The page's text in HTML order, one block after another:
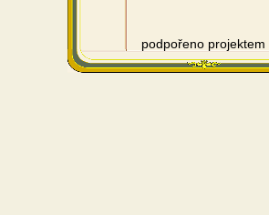
podpořeno projektem